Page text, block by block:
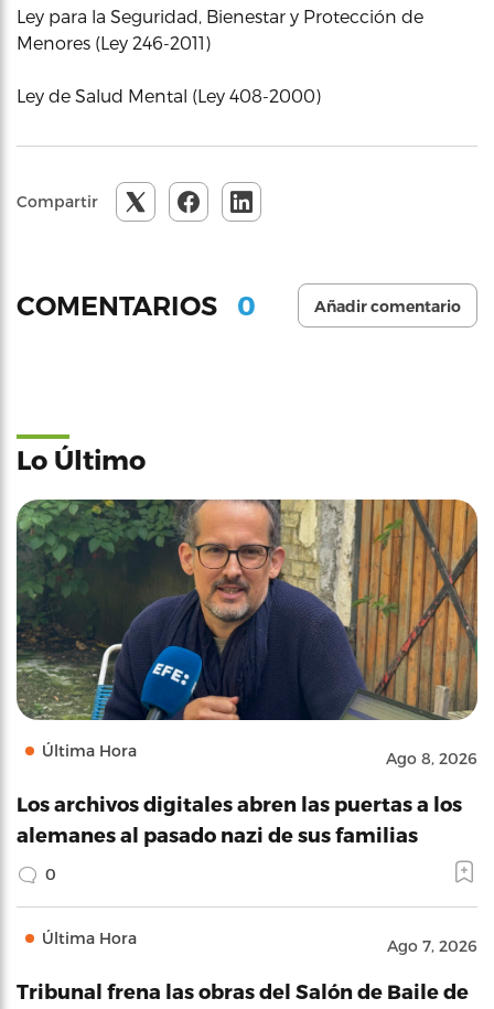
Ley para la Seguridad, Bienestar y Protección de
Menores (Ley 246-2011)
Ley de Salud Mental (Ley 408-2000)
Compartir
COMENTARIOS 0 Añadir comentario
Lo Último
Última Hora Ago 8, 2026
Los archivos digitales abren las puertas a los
alemanes al pasado nazi de sus familias
0
Última Hora Ago 7, 2026
Tribunal frena las obras del Salón de Baile de